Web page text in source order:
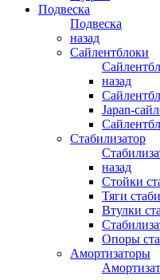
Подвеска
Подвеска
назад
Сайлентблоки
назад
Japan-
Стабилизатор
назад
Стойки
Тяги
Втулки
Опоры
Амортизаторы